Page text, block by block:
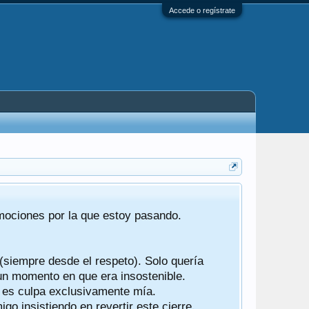
Accede o regístrate
por la que estoy pasando.
desde el respeto). Solo quería
momento en que era insostenible.
culpa exclusivamente mía.
insistiendo en revertir este cierre.